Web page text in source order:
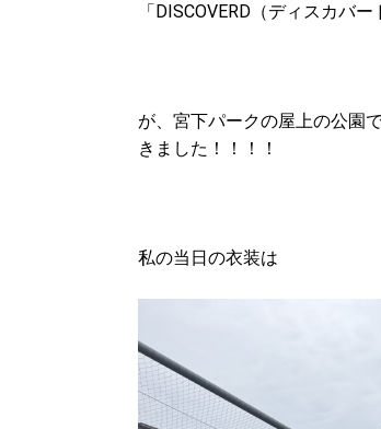
「DISCOVERD（ディスカバー
が、宮下パークの屋上の公園
きました！！！！
私の当日の衣装は